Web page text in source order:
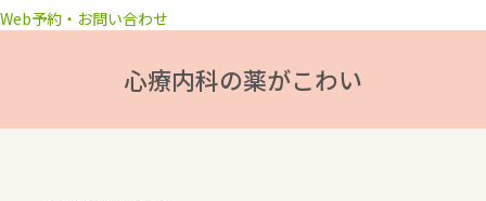
Web予約・お問い合わせ
心療内科の薬がこわい